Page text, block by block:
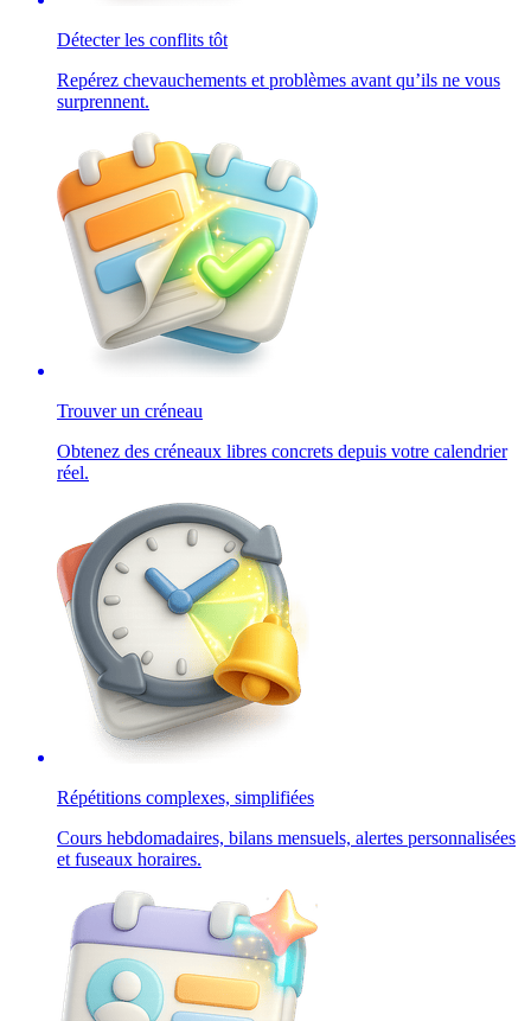
Détecter les conflits tôt
Repérez chevauchements et problèmes avant qu’ils ne vous
surprennent.
Trouver un créneau
Obtenez des créneaux libres concrets depuis votre calendrier
réel.
Répétitions complexes, simplifiées
Cours hebdomadaires, bilans mensuels, alertes personnalisées
et fuseaux horaires.